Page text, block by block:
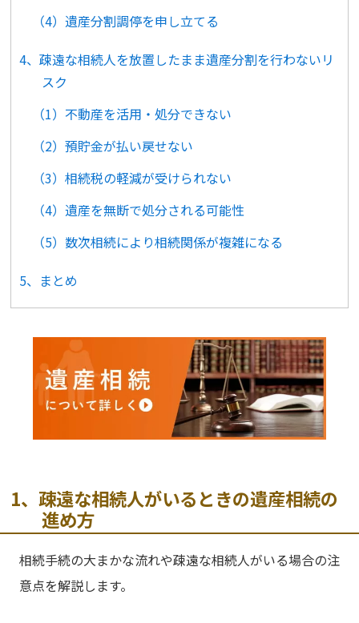
（4）遺産分割調停を申し立てる
4、疎遠な相続人を放置したまま遺産分割を行わないリ
スク
（1）不動産を活用・処分できない
（2）預貯金が払い戻せない
（3）相続税の軽減が受けられない
（4）遺産を無断で処分される可能性
（5）数次相続により相続関係が複雑になる
5、まとめ
1、疎遠な相続人がいるときの遺産相続の
進め方
相続手続の大まかな流れや疎遠な相続人がいる場合の注
意点を解説します。